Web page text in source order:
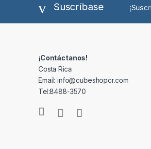
Suscríbase
¡Contáctanos!
Costa Rica
Email: info@cubeshopcr.com
Tel:8488-3570